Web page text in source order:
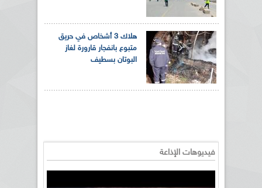
هلاك 3 أشخاص في حريق
متبوع بانفجار قارورة لغاز
البوتان بسطيف
فيديوهات الإذاعة